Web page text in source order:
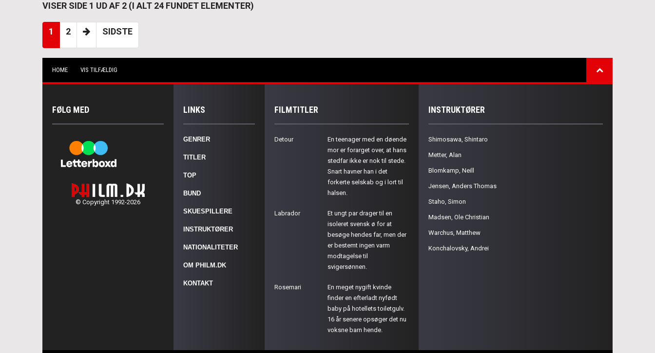
VISER SIDE 1 UD AF 2 (I ALT 24 FUNDET ELEMENTER)
1 2 SIDSTE
HOME VIS TILFÆLDIG
FØLG MED
© Copyright 1992-2026
LINKS
GENRER
TITLER
TOP
BUND
SKUESPILLERE
INSTRUKTØRER
NATIONALITETER
OM PHILM.DK
KONTAKT
FILMTITLER
Detour
En teenager med en døende
mor er forarget over, at hans
stedfar ikke er nok til stede.
Snart havner han i det
forkerte selskab og i lort til
halsen.
Labrador
Et ungt par drager til en
isoleret svensk ø for at
besøge hendes far, men der
er bestemt ingen varm
modtagelse til
svigersønnen.
Rosemari
En meget nygift kvinde
finder en efterladt nyfødt
baby på hotellets toiletgulv.
16 år senere opsøger det nu
voksne barn hende.
INSTRUKTØRER
Shimosawa, Shintaro
Metter, Alan
Blomkamp, Neill
Jensen, Anders Thomas
Staho, Simon
Madsen, Ole Christian
Warchus, Matthew
Konchalovsky, Andrei